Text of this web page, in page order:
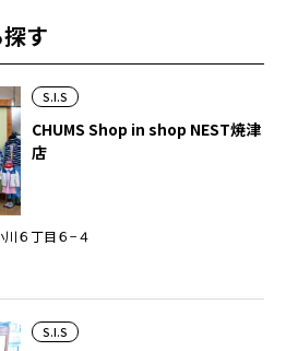
す
S.I.S
CHUMS Shop in shop NEST焼津
店
６丁目６−４
S.I.S